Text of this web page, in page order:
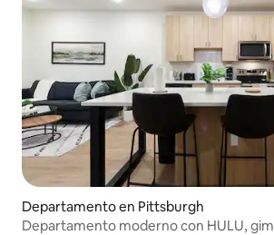
Departamento en Pittsburgh
Departamento moderno con HULU,